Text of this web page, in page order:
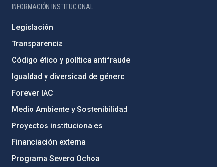
INFORMACIÓN INSTITUCIONAL
Legislación
Transparencia
Código ético y política antifraude
Igualdad y diversidad de género
Forever IAC
Medio Ambiente y Sostenibilidad
Proyectos institucionales
Financiación externa
Programa Severo Ochoa